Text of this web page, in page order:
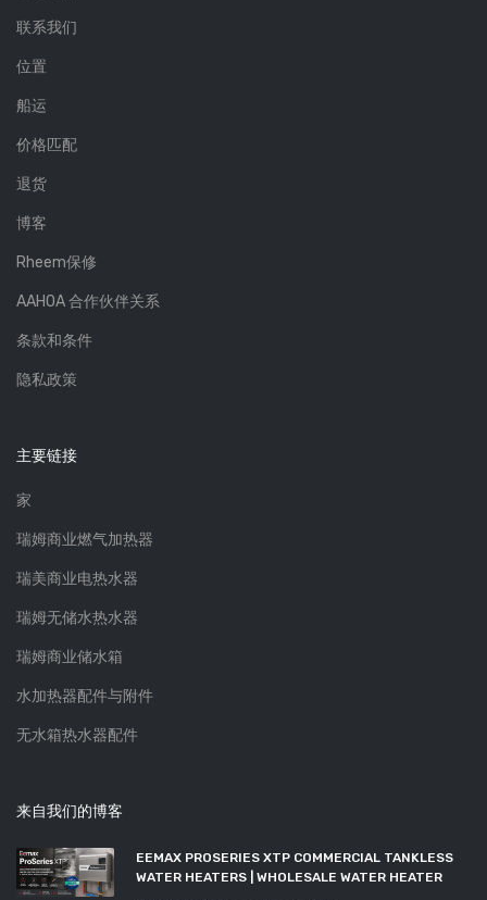
联系我们
位置
船运
价格匹配
退货
博客
Rheem保修
AAHOA 合作伙伴关系
条款和条件
隐私政策
主要链接
家
瑞姆商业燃气加热器
瑞美商业电热水器
瑞姆无储水热水器
瑞姆商业储水箱
水加热器配件与附件
无水箱热水器配件
来自我们的博客
EEMAX PROSERIES XTP COMMERCIAL TANKLESS
WATER HEATERS | WHOLESALE WATER HEATER